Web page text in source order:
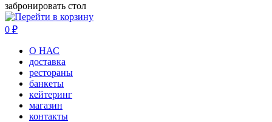
забронировать стол
0 ₽
О НАС
доставка
рестораны
банкеты
кейтеринг
магазин
контакты